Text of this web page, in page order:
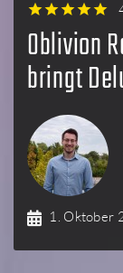
Oblivion
bringt
1. Oktober